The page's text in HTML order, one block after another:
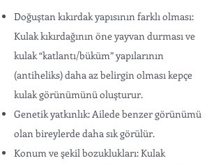
Doğuştan kıkırdak yapısının farklı olması:
Kulak kıkırdağının öne yayvan durması ve
kulak “katlantı/büküm” yapılarının
(antiheliks) daha az belirgin olması kepçe
kulak görünümünü oluşturur.
Genetik yatkınlık: Ailede benzer görünümü
olan bireylerde daha sık görülür.
Konum ve şekil bozuklukları: Kulak